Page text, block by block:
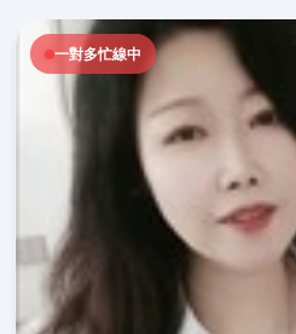
一對多忙線中